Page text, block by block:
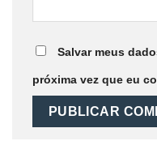
Salvar meus
próxima vez que eu